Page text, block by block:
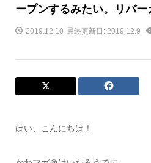
ープンするみたい。リバー
2019.12.10 最終更新日: 2019.12.9
はい、こんにちは！